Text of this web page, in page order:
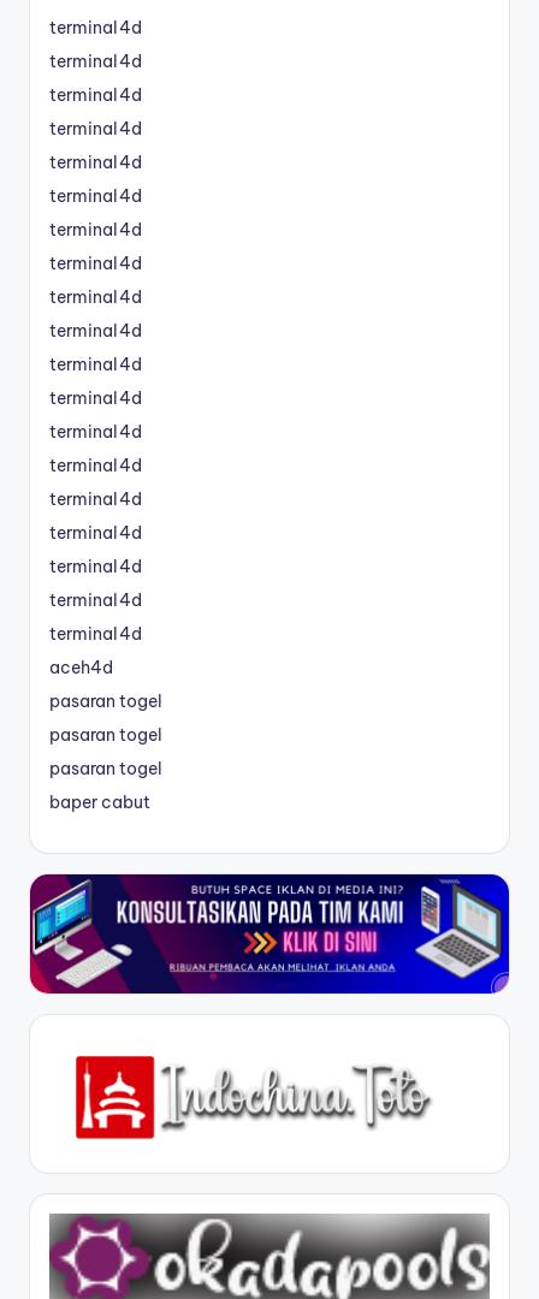
terminal4d
terminal4d
terminal4d
terminal4d
terminal4d
terminal4d
terminal4d
terminal4d
terminal4d
terminal4d
terminal4d
terminal4d
terminal4d
terminal4d
terminal4d
terminal4d
terminal4d
terminal4d
terminal4d
aceh4d
pasaran togel
pasaran togel
pasaran togel
baper cabut